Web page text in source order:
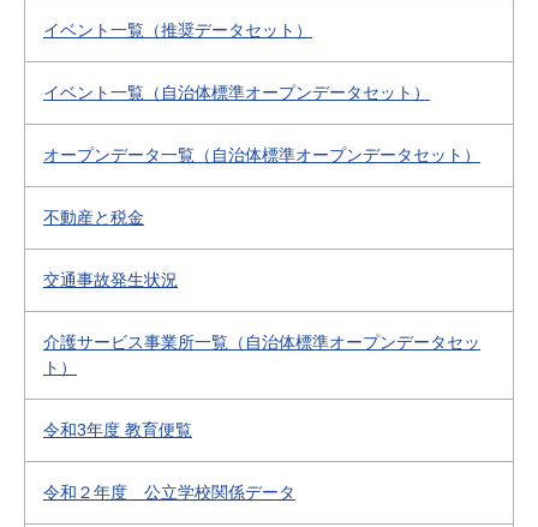
イベント一覧（推奨データセット）
イベント一覧（自治体標準オープンデータセット）
オープンデータ一覧（自治体標準オープンデータセット）
不動産と税金
交通事故発生状況
介護サービス事業所一覧（自治体標準オープンデータセッ
ト）
令和3年度 教育便覧
令和２年度 公立学校関係データ